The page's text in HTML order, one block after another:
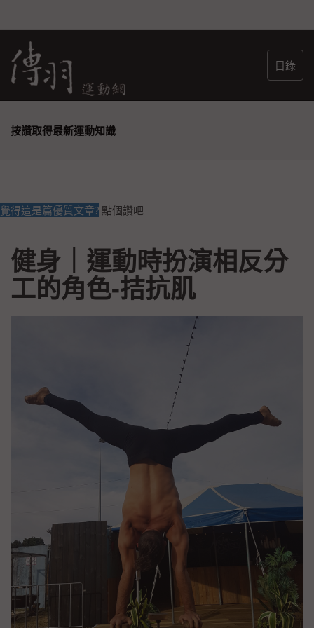
目錄
按讚取得最新運動知識
覺得這是篇優質文章? 點個讚吧
健身｜運動時扮演相反分
工的角色-拮抗肌